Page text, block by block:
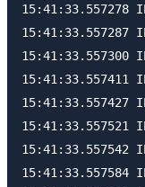
15:41:33.557278
15:41:33.557287
15:41:33.557300
15:41:33.557411
15:41:33.557427
15:41:33.557521
15:41:33.557542
15:41:33.557584